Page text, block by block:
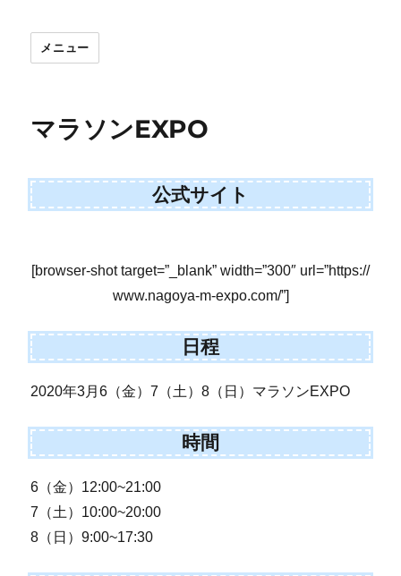
メニュー
マラソンEXPO
公式サイト
[browser-shot target=”_blank” width=”300″ url=”https://
www.nagoya-m-expo.com/”]
日程
2020年3月6（金）7（土）8（日）マラソンEXPO
時間
6（金）12:00~21:00
7（土）10:00~20:00
8（日）9:00~17:30